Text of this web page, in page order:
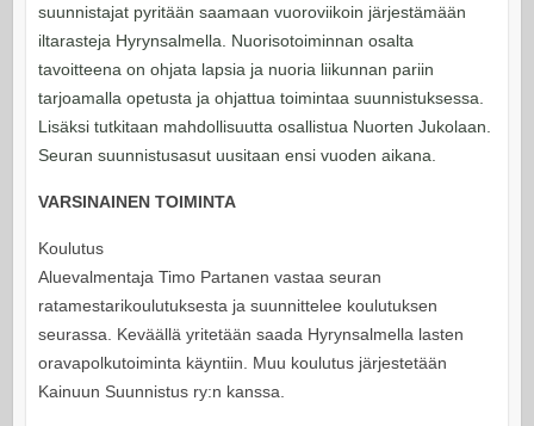
suunnistajat pyritään saamaan vuoroviikoin järjestämään
iltarasteja Hyrynsalmella. Nuorisotoiminnan osalta
tavoitteena on ohjata lapsia ja nuoria liikunnan pariin
tarjoamalla opetusta ja ohjattua toimintaa suunnistuksessa.
Lisäksi tutkitaan mahdollisuutta osallistua Nuorten Jukolaan.
Seuran suunnistusasut uusitaan ensi vuoden aikana.
VARSINAINEN TOIMINTA
Koulutus
Aluevalmentaja Timo Partanen vastaa seuran
ratamestarikoulutuksesta ja suunnittelee koulutuksen
seurassa. Keväällä yritetään saada Hyrynsalmella lasten
oravapolkutoiminta käyntiin. Muu koulutus järjestetään
Kainuun Suunnistus ry:n kanssa.